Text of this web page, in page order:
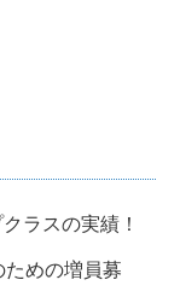
ラスの実績！
めの増員募